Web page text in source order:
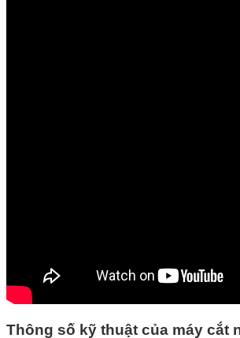
Thông số kỹ thuật của máy cắt